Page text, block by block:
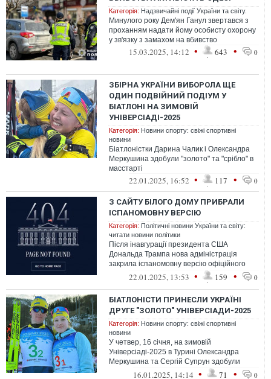
Категорія: Надзвичайні події України та світу.
Минулого року Дем'ян Ганул звертався з
проханням надати йому особисту охорону
у зв'язку з замахом на вбивство
15.03.2025, 14:12 • 643 • 0
ЗБІРНА УКРАЇНИ ВИБОРОЛА ЩЕ
ОДИН ПОДВІЙНИЙ ПОДІУМ У
БІАТЛОНІ НА ЗИМОВІЙ
УНІВЕРСІАДІ-2025
Категорія: Новини спорту: свіжі спортивні
новини
Біатлоністки Дарина Чалик і Олександра
Меркушина здобули "золото" та "срібло" в
масстарті
22.01.2025, 16:52 • 117 • 0
З САЙТУ БІЛОГО ДОМУ ПРИБРАЛИ
ІСПАНОМОВНУ ВЕРСІЮ
Категорія: Політичні новини України та світу:
читати новини політики
Після інавгурації президента США
Дональда Трампа нова адміністрація
закрила іспаномовну версію офіційного
сайту Білого дому.
22.01.2025, 13:53 • 159 • 0
БІАТЛОНІСТИ ПРИНЕСЛИ УКРАЇНІ
ДРУГЕ "ЗОЛОТО" УНІВЕРСІАДИ-2025
Категорія: Новини спорту: свіжі спортивні
новини
У четвер, 16 січня, на зимовій
Універсіаді-2025 в Турині Олександра
Меркушина та Сергій Супрун здобули
золото в одиночній змішаній естафеті
16.01.2025, 14:14 • 71 • 0